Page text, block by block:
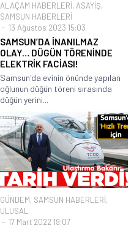
ALAÇAM HABERLERİ, ASAYİŞ,
SAMSUN HABERLERİ
13 Ağustos 2023 15:03
SAMSUN’DA İNANILMAZ
OLAY… DÜGÜN TÖRENİNDE
ELEKTRİK FACİASI!
Samsun'da evinin önünde yapılan
oğlunun düğün töreni sırasında
düğün yerini...
GÜNDEM, SAMSUN HABERLERİ,
ULUSAL
17 Mart 2022 19:07